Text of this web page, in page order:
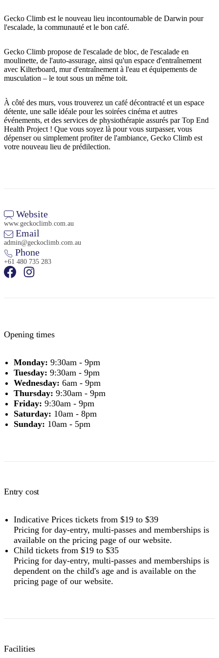
Gecko Climb est le nouveau lieu incontournable de Darwin pour
l'escalade, la communauté et le bon café.
Gecko Climb propose de l'escalade de bloc, de l'escalade en
moulinette, de l'auto-assurage, ainsi qu'un espace d'entraînement
avec Kilterboard, mur d'entraînement à l'eau et équipements de
musculation – le tout sous un même toit.
À côté des murs, vous trouverez un café décontracté et un espace
détente, une salle idéale pour les soirées cinéma et autres
événements, et des services de physiothérapie assurés par Top End
Health Project ! Que vous soyez là pour vous surpasser, vous
dépenser ou simplement profiter de l'ambiance, Gecko Climb est
votre nouveau lieu de prédilection.
Website
www.geckoclimb.com.au
Email
admin@geckoclimb.com.au
Phone
+61 480 735 283
Opening times
Monday: 9:30am - 9pm
Tuesday: 9:30am - 9pm
Wednesday: 6am - 9pm
Thursday: 9:30am - 9pm
Friday: 9:30am - 9pm
Saturday: 10am - 8pm
Sunday: 10am - 5pm
Entry cost
Indicative Prices tickets from $19 to $39
Pricing for day-entry, multi-passes and memberships is
available on the pricing page of our website.
Child tickets from $19 to $35
Pricing for day-entry, multi-passes and memberships is
dependent on the child's age and is available on the
pricing page of our website.
Facilities